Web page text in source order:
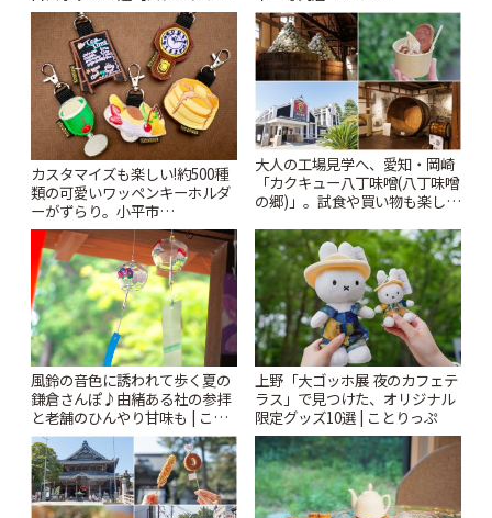
ー開催中】 | ことりっぷ
Kabutocho」 | ことりっぷ
カスタマイズも楽しい!約500種
類の可愛いワッペンキーホルダ
ーがずらり。小平市
「Kimamaya T&K」 | ことりっ
ぷ
大人の工場見学へ、愛知・岡崎
「カクキュー八丁味噌(八丁味噌
の郷)」。試食や買い物も楽しみ
風鈴の音色に誘われて歩く夏の
鎌倉さんぽ♪由緒ある社の参拝
と老舗のひんやり甘味も | こと
りっぷ
上野「大ゴッホ展 夜のカフェテ
ラス」で見つけた、オリジナル
限定グッズ10選 | ことりっぷ